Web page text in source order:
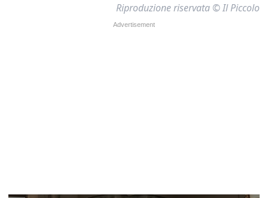
Riproduzione riservata © Il Piccolo